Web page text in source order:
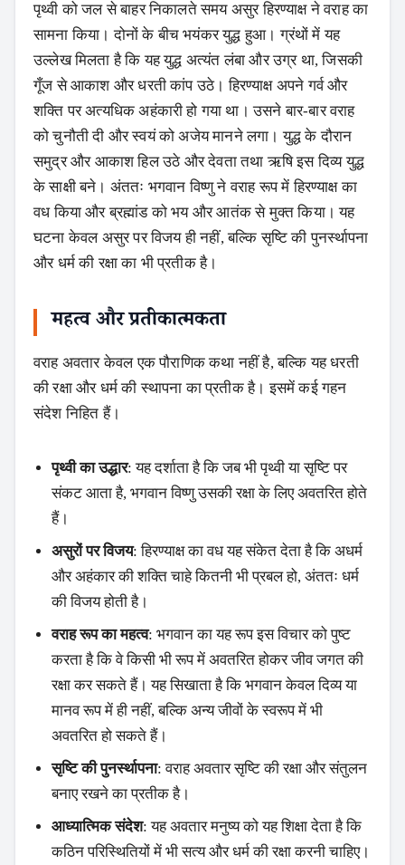
पृथ्वी को जल से बाहर निकालते समय असुर हिरण्याक्ष ने वराह का
सामना किया। दोनों के बीच भयंकर युद्ध हुआ। ग्रंथों में यह
उल्लेख मिलता है कि यह युद्ध अत्यंत लंबा और उग्र था, जिसकी
गूँज से आकाश और धरती कांप उठे। हिरण्याक्ष अपने गर्व और
शक्ति पर अत्यधिक अहंकारी हो गया था। उसने बार-बार वराह
को चुनौती दी और स्वयं को अजेय मानने लगा। युद्ध के दौरान
समुद्र और आकाश हिल उठे और देवता तथा ऋषि इस दिव्य युद्ध
के साक्षी बने। अंततः भगवान विष्णु ने वराह रूप में हिरण्याक्ष का
वध किया और ब्रह्मांड को भय और आतंक से मुक्त किया। यह
घटना केवल असुर पर विजय ही नहीं, बल्कि सृष्टि की पुनर्स्थापना
और धर्म की रक्षा का भी प्रतीक है।
महत्व और प्रतीकात्मकता
वराह अवतार केवल एक पौराणिक कथा नहीं है, बल्कि यह धरती
की रक्षा और धर्म की स्थापना का प्रतीक है। इसमें कई गहन
संदेश निहित हैं।
पृथ्वी का उद्धार: यह दर्शाता है कि जब भी पृथ्वी या सृष्टि पर
संकट आता है, भगवान विष्णु उसकी रक्षा के लिए अवतरित होते
हैं।
असुरों पर विजय: हिरण्याक्ष का वध यह संकेत देता है कि अधर्म
और अहंकार की शक्ति चाहे कितनी भी प्रबल हो, अंततः धर्म
की विजय होती है।
वराह रूप का महत्व: भगवान का यह रूप इस विचार को पुष्ट
करता है कि वे किसी भी रूप में अवतरित होकर जीव जगत की
रक्षा कर सकते हैं। यह सिखाता है कि भगवान केवल दिव्य या
मानव रूप में ही नहीं, बल्कि अन्य जीवों के स्वरूप में भी
अवतरित हो सकते हैं।
सृष्टि की पुनर्स्थापना: वराह अवतार सृष्टि की रक्षा और संतुलन
बनाए रखने का प्रतीक है।
आध्यात्मिक संदेश: यह अवतार मनुष्य को यह शिक्षा देता है कि
कठिन परिस्थितियों में भी सत्य और धर्म की रक्षा करनी चाहिए।